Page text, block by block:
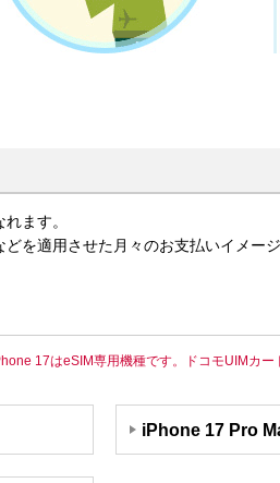
ます。
を適用させた月々のお支払いイメー
17はeSIM専用機種です。ドコモUIMカー
iPhone 17 Pro